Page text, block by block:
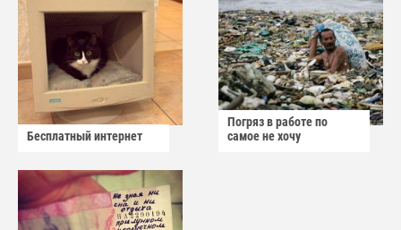
Бесплатный интернет
Погряз в работе по
самое не хочу